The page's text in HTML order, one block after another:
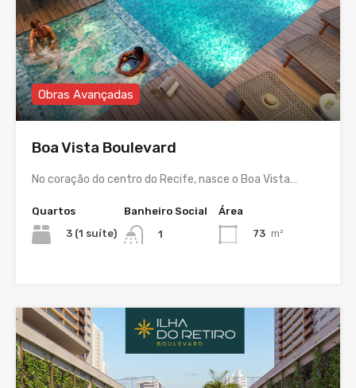
Obras Avançadas
Boa Vista Boulevard
No coração do centro do Recife, nasce o Boa Vista…
Quartos
3 (1 suíte)
Banheiro Social
1
Área
73 m²